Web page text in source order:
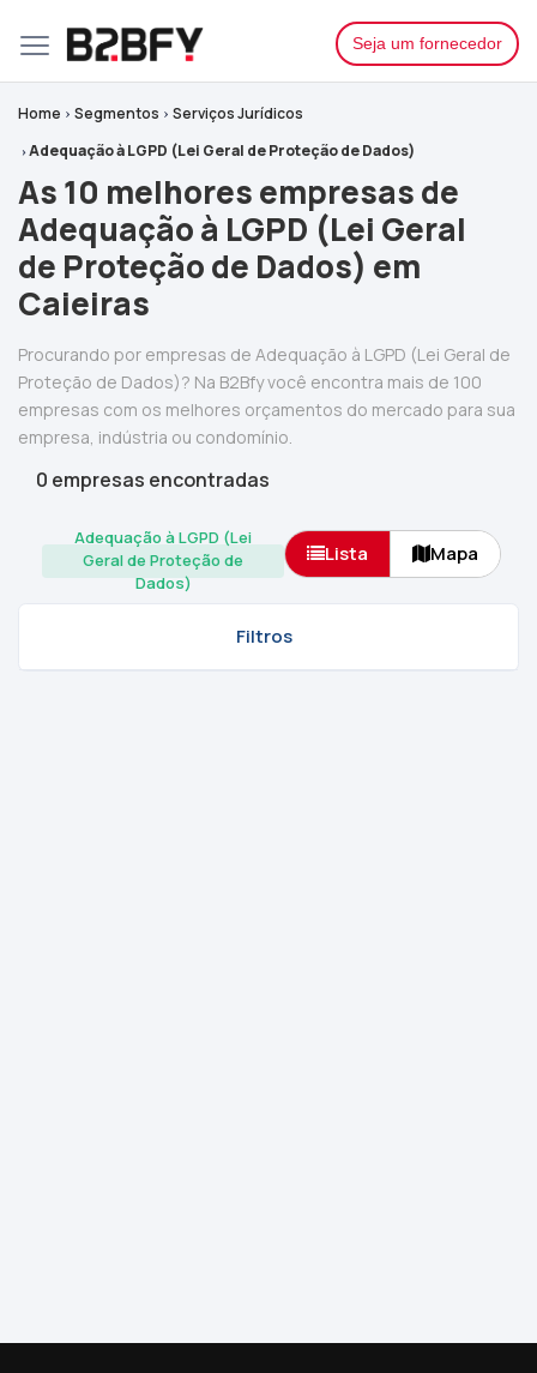
Seja um fornecedor
Home Segmentos
Serviços Jurídicos
Adequação à LGPD (Lei Geral de Proteção de Dados)
As 10 melhores empresas de
Adequação à LGPD (Lei Geral
de Proteção de Dados) em
Caieiras
Procurando por empresas de Adequação à LGPD (Lei Geral de
Proteção de Dados)? Na B2Bfy você encontra mais de 100
empresas com os melhores orçamentos do mercado para sua
empresa, indústria ou condomínio.
0 empresas encontradas
Adequação à LGPD (Lei
Geral de Proteção de
Dados)
Lista Mapa
Filtros